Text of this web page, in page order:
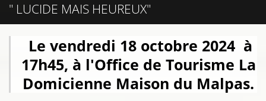
" LUCIDE MAIS HEUREUX"
Le vendredi 18 octobre 2024 à
17h45, à l'Office de Tourisme La
Domicienne Maison du Malpas.